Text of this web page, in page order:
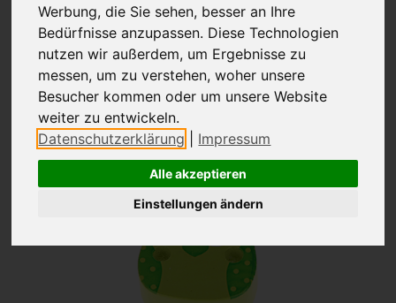
Werbung, die Sie sehen, besser an Ihre
Bedürfnisse anzupassen. Diese Technologien
nutzen wir außerdem, um Ergebnisse zu
messen, um zu verstehen, woher unsere
Besucher kommen oder um unsere Website
weiter zu entwickeln.
Datenschutzerklärung
Impressum
Alle akzeptieren
Einstellungen ändern